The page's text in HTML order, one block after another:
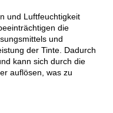
und Luftfeuchtigkeit
die
und
der Tinte. Dadurch
kann sich durch die
auflösen, was zu